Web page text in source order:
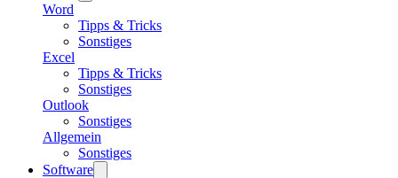
Word
Tipps & Tricks
Sonstiges
Excel
Tipps & Tricks
Sonstiges
Outlook
Sonstiges
Allgemein
Sonstiges
Software